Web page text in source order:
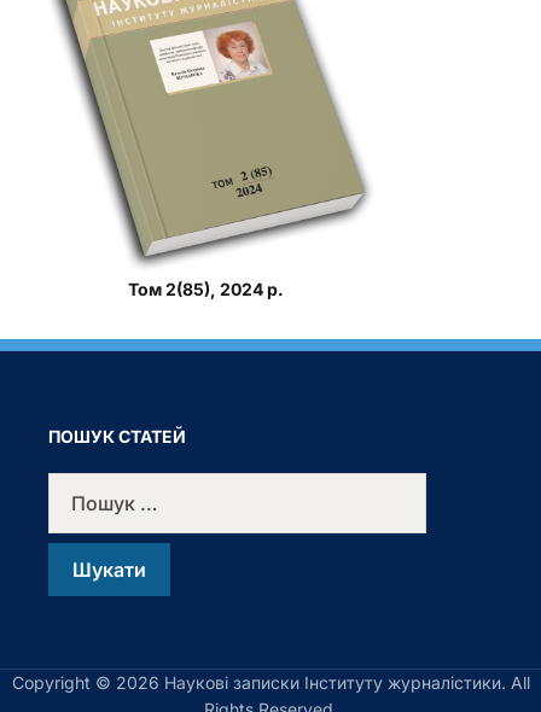
Том 2(85), 2024 р.
ПОШУК СТАТЕЙ
Copyright © 2026 Наукові записки Інституту журналістики. All